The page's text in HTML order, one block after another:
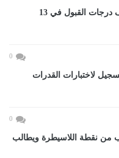
تنسيق الثانوى العام 2027.. اعرف درجات القبول في 13
0
رابط التسجيل لاختبارات القدرات
0
من نقطة اللاسيطرة ويطالب